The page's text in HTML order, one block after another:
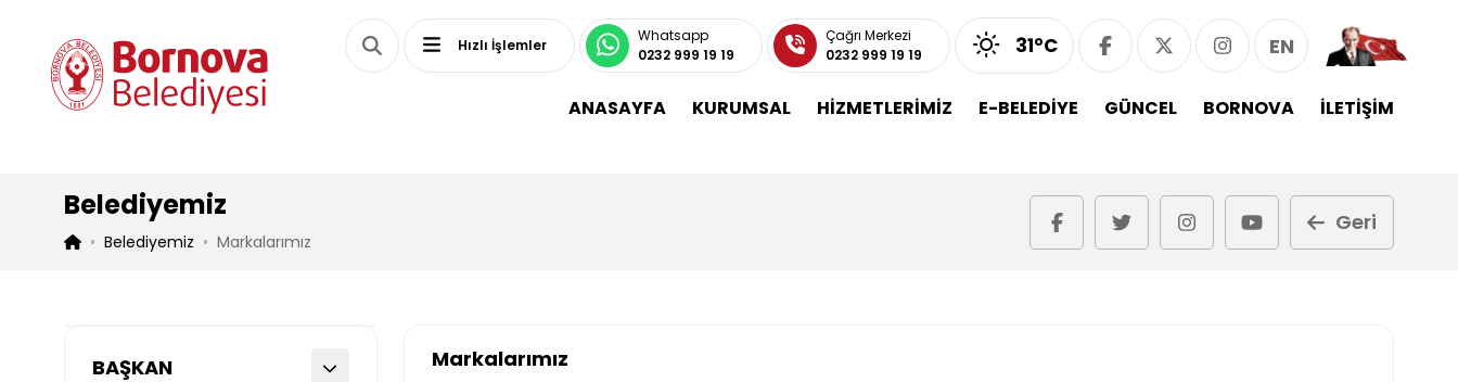
Hızlı İşlemler
Whatsapp
0232 999 19 19
Çağrı Merkezi
0232 999 19 19
31°C EN
ANASAYFA KURUMSAL HİZMETLERİMİZ E-BELEDİYE GÜNCEL BORNOVA İLETİŞİM
Belediyemiz
Belediyemiz Markalarımız
Geri
BAŞKAN Markalarımız